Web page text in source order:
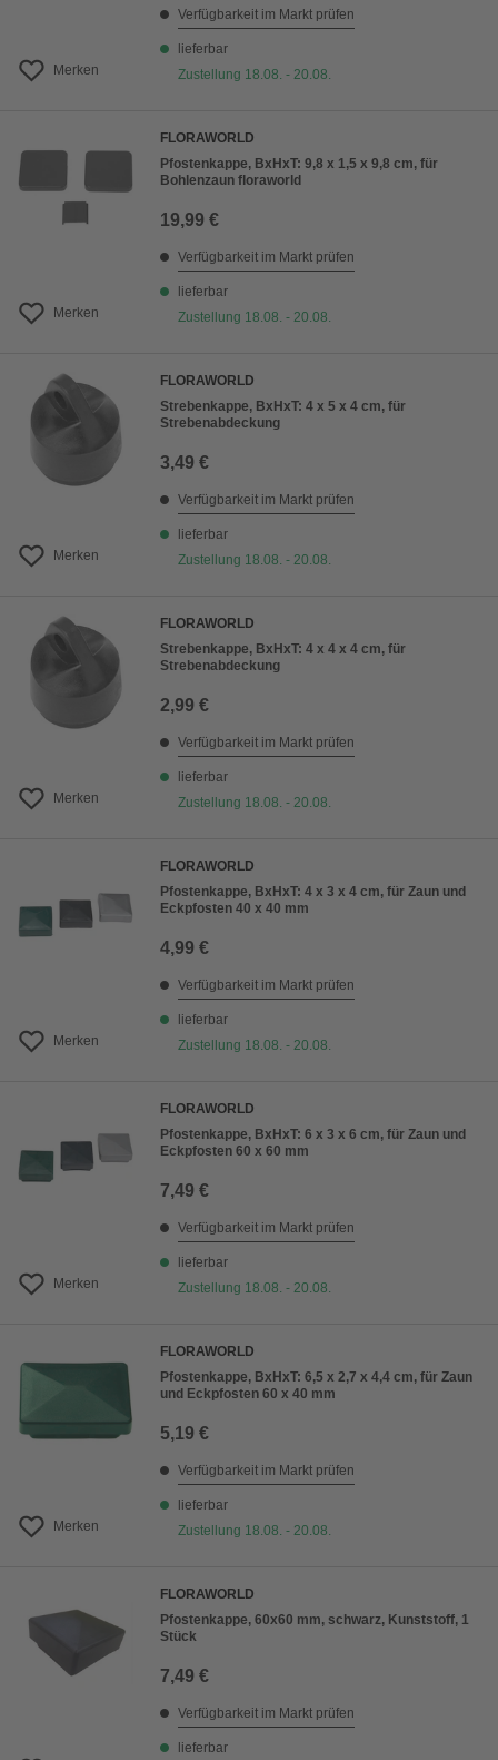
Merken
Verfügbarkeit im Markt prüfen
lieferbar
Zustellung 18.08. - 20.08.
Merken
FLORAWORLD
Pfostenkappe, BxHxT: 9,8 x 1,5 x 9,8 cm, für
Bohlenzaun floraworld
19,99 €
Verfügbarkeit im Markt prüfen
lieferbar
Zustellung 18.08. - 20.08.
Merken
FLORAWORLD
Strebenkappe, BxHxT: 4 x 5 x 4 cm, für
Strebenabdeckung
3,49 €
Verfügbarkeit im Markt prüfen
lieferbar
Zustellung 18.08. - 20.08.
Merken
FLORAWORLD
Strebenkappe, BxHxT: 4 x 4 x 4 cm, für
Strebenabdeckung
2,99 €
Verfügbarkeit im Markt prüfen
lieferbar
Zustellung 18.08. - 20.08.
Merken
FLORAWORLD
Pfostenkappe, BxHxT: 4 x 3 x 4 cm, für Zaun und
Eckpfosten 40 x 40 mm
4,99 €
Verfügbarkeit im Markt prüfen
lieferbar
Zustellung 18.08. - 20.08.
Merken
FLORAWORLD
Pfostenkappe, BxHxT: 6 x 3 x 6 cm, für Zaun und
Eckpfosten 60 x 60 mm
7,49 €
Verfügbarkeit im Markt prüfen
lieferbar
Zustellung 18.08. - 20.08.
Merken
FLORAWORLD
Pfostenkappe, BxHxT: 6,5 x 2,7 x 4,4 cm, für Zaun
und Eckpfosten 60 x 40 mm
5,19 €
Verfügbarkeit im Markt prüfen
lieferbar
Zustellung 18.08. - 20.08.
FLORAWORLD
Pfostenkappe, 60x60 mm, schwarz, Kunststoff, 1
Stück
7,49 €
Verfügbarkeit im Markt prüfen
lieferbar